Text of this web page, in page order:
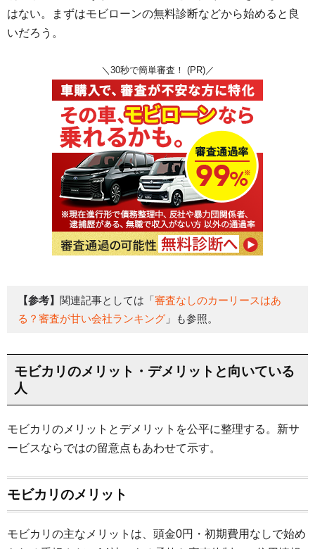
はない。まずはモビローンの無料診断などから始めると良
いだろう。
＼30秒で簡単審査！ (PR)／
【参考】 関連記事としては「審査なしのカーリースはあ
る？審査が甘い会社ランキング 」も参照。
モビカリのメリット・デメリットと向いている
人
モビカリのメリットとデメリットを公平に整理する。新サ
ービスならではの留意点もあわせて示す。
モビカリのメリット
モビカリの主なメリットは、頭金0円・初期費用なしで始め